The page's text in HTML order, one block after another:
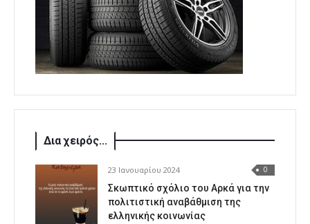
Δια χειρός...
23 Ιανουαρίου 2024 0
Σκωπτικό σχόλιο του Αρκά για την
πολιτιστική αναβάθμιση της
ελληνικής κοινωνίας